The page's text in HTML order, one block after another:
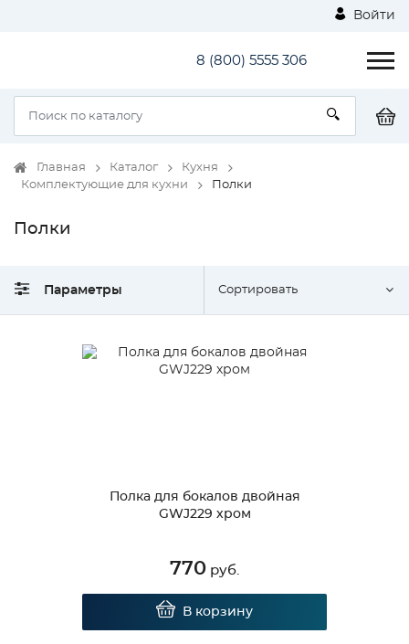
Войти
8 (800) 5555 306
Главная Каталог
Кухня
Комплектующие для кухни
Полки
Полки
Параметры Сортировать
Полка для бокалов двойная
GWJ229 хром
770 руб.
В корзину